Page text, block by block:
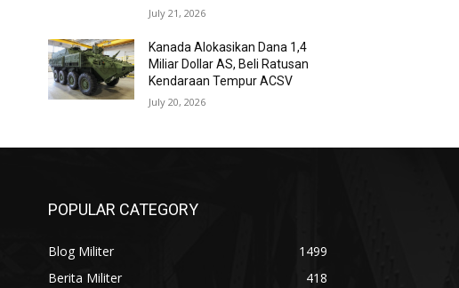
July 21, 2026
Kanada Alokasikan Dana 1,4
Miliar Dollar AS, Beli Ratusan
Kendaraan Tempur ACSV
July 20, 2026
POPULAR CATEGORY
Blog Militer
1499
Berita Militer
418